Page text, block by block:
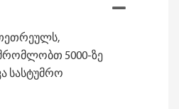
5000-ზე
სასტუმრო